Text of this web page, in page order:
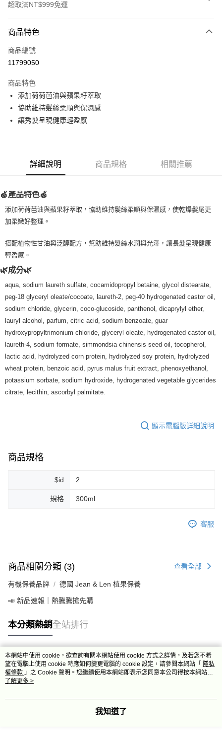
超取滿NT$999免運
信用卡一次付款
超商取貨付款
Apple Pay
街口支付
ATM付款
運送方式
全家取貨付款
每筆NT$80，滿NT$999(含以上)免運費
全家純取貨 (先付款
每筆NT$80，滿NT$999(含以上)免運費
7-11取貨付款
每筆NT$80，滿NT$999(含以上)免運費
7-11純取貨 (先付款
宅配
每筆NT$100，滿NT$999(含以上)免運費
離島宅配（澎湖、金門、馬祖、小琉球）
每筆NT$250，滿NT$3,000(含以上)免運費
付款後門市自取
商品特色
商品編號
11799050
商品特色
添加荷荷芭油與蘋果籽萃取
協助維持髮絲柔順與保濕感
讓秀髮呈現健康輕盈感
詳細說明 商品規格 相關推薦
🍏產品特色🍏
添加荷荷芭油與蘋果籽萃取，協助維持髮絲柔順與保濕感，使乾燥髮尾更
加柔嫩好整理。
搭配植物性甘油與泛醇配方，幫助維持髮絲水潤與光澤，讓長髮呈現健康
輕盈感。
🌿成分🌿
aqua, sodium laureth sulfate, cocamidopropyl betaine, glycol distearate,
peg-18 glyceryl oleate/cocoate, laureth-2, peg-40 hydrogenated castor oil,
sodium chloride, glycerin, coco-glucoside, panthenol, dicaprylyl ether,
lauryl alcohol, parfum, citric acid, sodium benzoate, guar
hydroxypropyltrimonium chloride, glyceryl oleate, hydrogenated castor oil,
laureth-4, sodium formate, simmondsia chinensis seed oil, tocopherol,
lactic acid, hydrolyzed corn protein, hydrolyzed soy protein, hydrolyzed
wheat protein, benzoic acid, pyrus malus fruit extract, phenoxyethanol,
potassium sorbate, sodium hydroxide, hydrogenated vegetable glycerides
citrate, lecithin, ascorbyl palmitate.
顯示電腦版詳細說明
商品規格
$id 2
規格 300ml
客服
商品相關分類 (3) 查看全部
有機保養品牌 德國 Jean & Len 植果保養
📣 新品速報｜熱騰騰搶先購
本分類熱銷全站排行
熱門標籤
本網站中使用 cookie，欲查詢有關本網站使用 cookie 方式之詳情，及若您不希
望在電腦上使用 cookie 時應如何變更電腦的 cookie 設定，請參閱本網站「 隱私
權條款 」之 Cookie 聲明。您繼續使用本網站即表示您同意本公司得按本網站使
用條款之 Cookie 聲明使用 cookie。
了解更多 >
我知道了